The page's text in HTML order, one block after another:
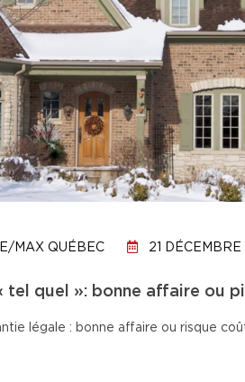
MAX QUÉBEC 21
tel quel »: bonne affaire ou
légale : bonne affaire ou risque